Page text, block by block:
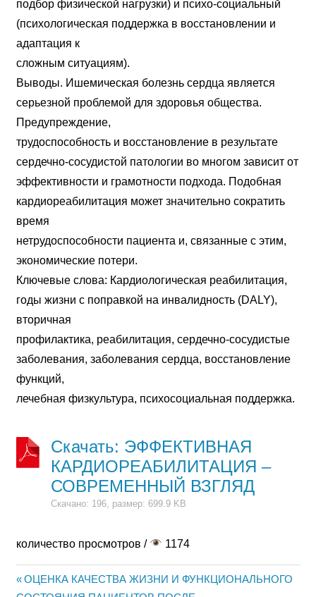
подбор физической нагрузки) и психо-социальный
(психологическая поддержка в восстановлении и
адаптация к
сложным ситуациям).
Выводы. Ишемическая болезнь сердца является
серьезной проблемой для здоровья общества.
Предупреждение,
трудоспособность и восстановление в результате
сердечно-сосудистой патологии во многом зависит от
эффективности и грамотности подхода. Подобная
кардиореабилитация может значительно сократить
время
нетрудоспособности пациента и, связанные с этим,
экономические потери.
Ключевые слова: Кардиологическая реабилитация,
годы жизни с поправкой на инвалидность (DALY),
вторичная
профилактика, реабилитация, сердечно-сосудистые
заболевания, заболевания сердца, восстановление
функций,
лечебная физкультура, психосоциальная поддержка.
Скачать: ЭФФЕКТИВНАЯ
КАРДИОРЕАБИЛИТАЦИЯ –
СОВРЕМЕННЫЙ ВЗГЛЯД
Скачано: 196, размер: 699.9 KB
количество просмотров / 1174
Предыдущая
ОЦЕНКА КАЧЕСТВА ЖИЗНИ И ФУНКЦИОНАЛЬНОГО